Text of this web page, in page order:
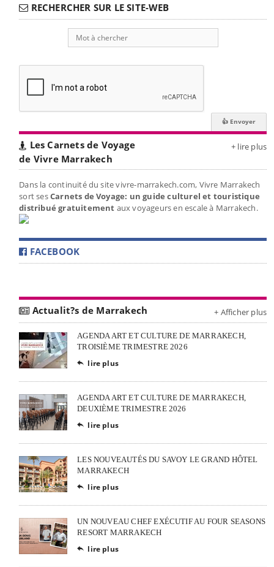
RECHERCHER SUR LE SITE-WEB
Les Carnets de Voyage
de Vivre Marrakech
+ lire plus
Dans la continuité du site vivre-marrakech.com, Vivre Marrakech
sort sesCarnets de Voyage: un guide culturel et touristique
distribué gratuitement aux voyageurs en escale à Marrakech.
FACEBOOK
Actualit?s de Marrakech + Afficher plus
AGENDA ART ET CULTURE DE MARRAKECH,
TROISIÈME TRIMESTRE 2026
 lire plus
AGENDA ART ET CULTURE DE MARRAKECH,
DEUXIÈME TRIMESTRE 2026
 lire plus
LES NOUVEAUTÉS DU SAVOY LE GRAND HÔTEL
MARRAKECH
 lire plus
UN NOUVEAU CHEF EXÉCUTIF AU FOUR SEASONS
RESORT MARRAKECH
 lire plus